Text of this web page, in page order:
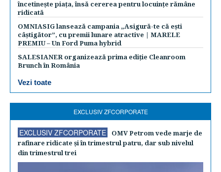
încetinește piața, însă cererea pentru locuințe rămâne
ridicată
OMNIASIG lansează campania „Asigură-te că ești
câștigător”, cu premii lunare atractive | MARELE
PREMIU – Un Ford Puma hybrid
SALESIANER organizează prima ediție Cleanroom
Brunch în România
Vezi toate
EXCLUSIV ZFCORPORATE
EXCLUSIV ZFCORPORATE
OMV Petrom vede marje de
rafinare ridicate şi în trimestrul patru, dar sub nivelul
din trimestrul trei